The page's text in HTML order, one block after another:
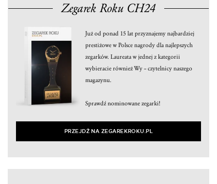
Zegarek Roku CH24
Już od ponad 15 lat przyznajemy najbardziej
prestiżowe w Polsce nagrody dla najlepszych
zegarków. Laureata w jednej z kategorii
wybieracie również Wy – czytelnicy naszego
magazynu.
Sprawdź nominowane zegarki!
PRZEJDŹ NA ZEGAREKROKU.PL